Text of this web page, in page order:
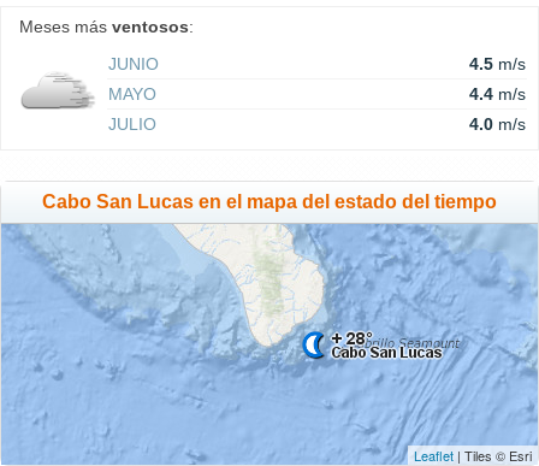
Meses más ventosos:
JUNIO
4.5 m/s
MAYO
4.4 m/s
JULIO
4.0 m/s
Cabo San Lucas en el mapa del estado del tiempo
Leaflet | Tiles © Esri